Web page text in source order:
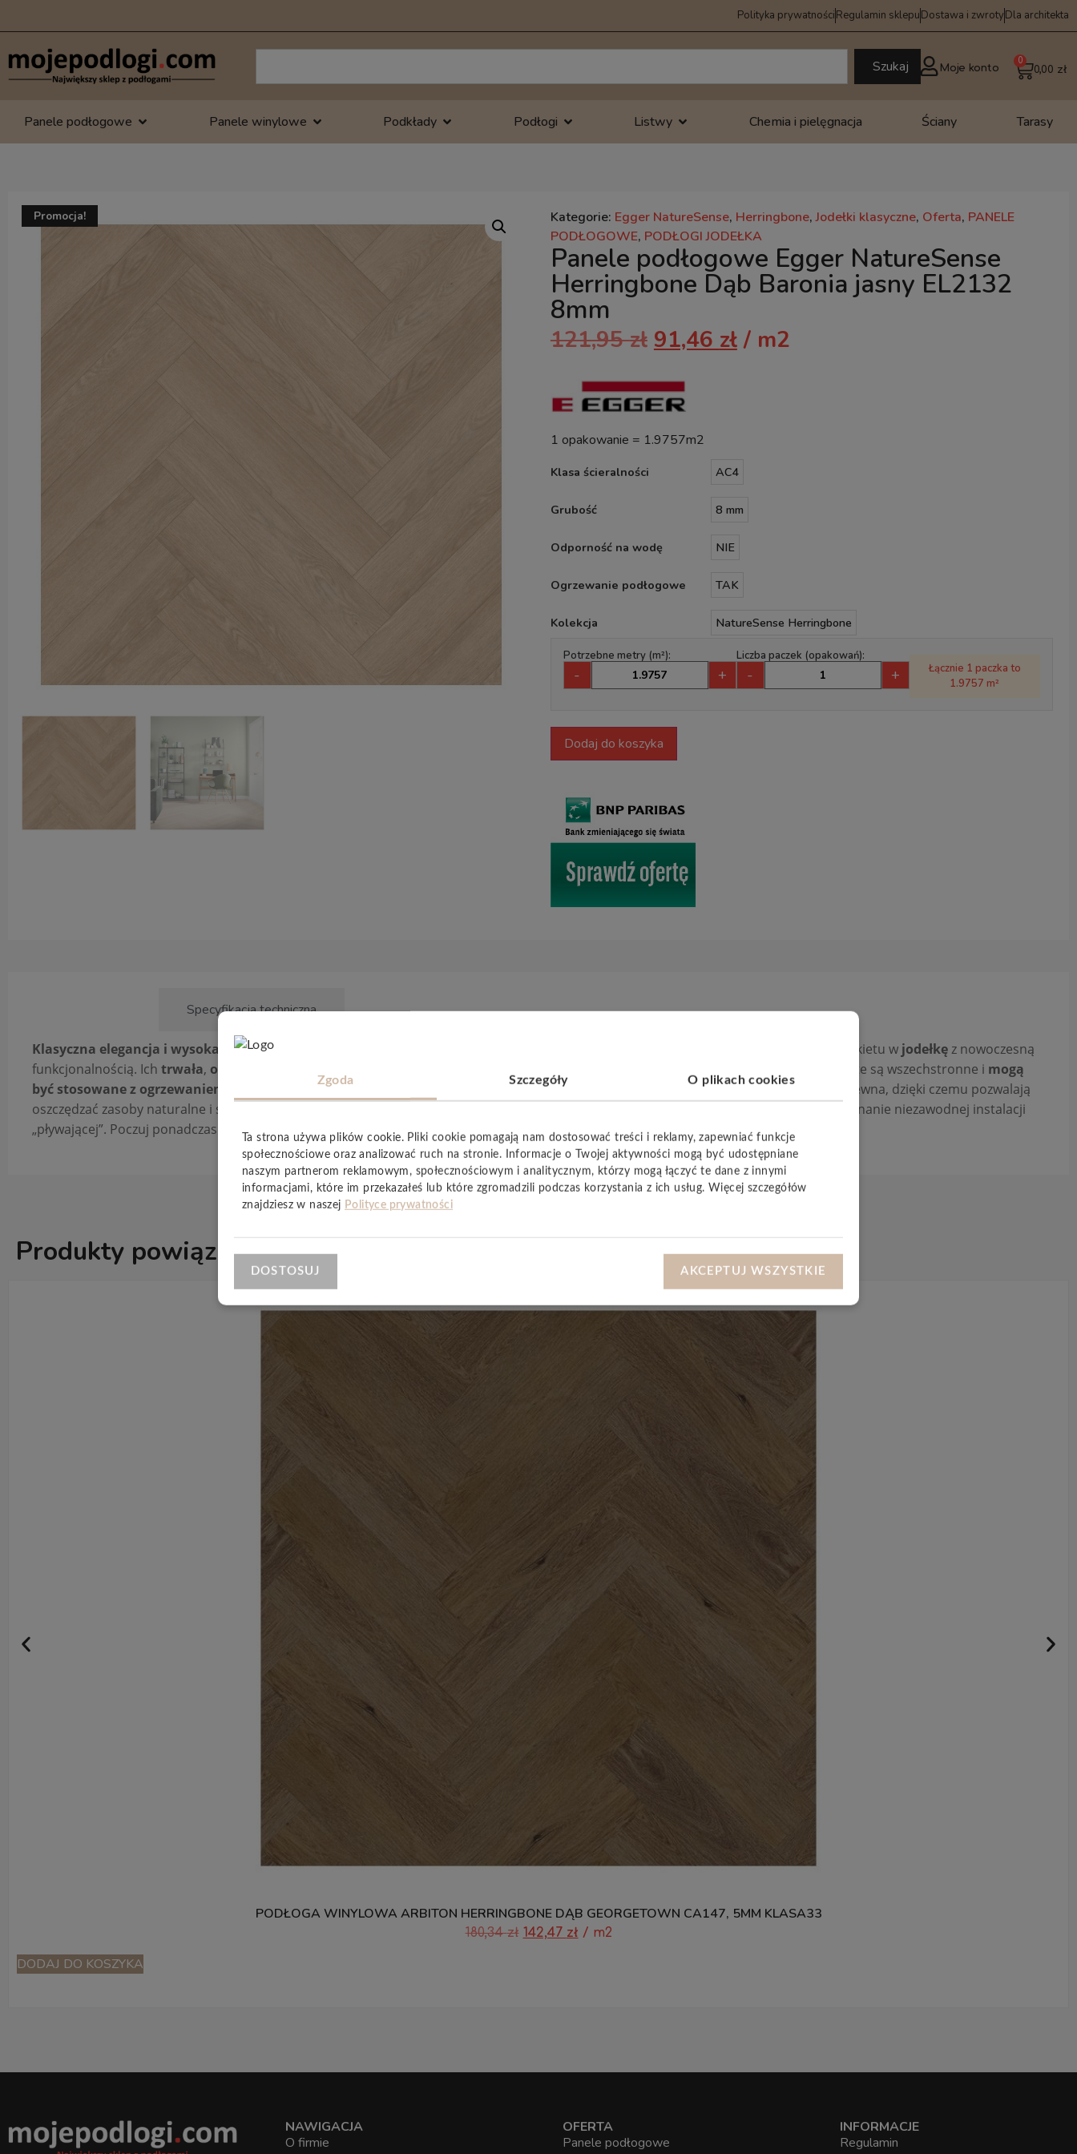
Polityka prywatnościRegulamin sklepuDostawa i zwrotyDla architekta
Szukaj Moje konto 0,00 zł
0
Panele podłogowe Panele winylowe Podkłady Podłogi Listwy Chemia i pielęgnacja Ściany Tarasy
Promocja! Kategorie: Egger NatureSense, Herringbone,Jodełki klasyczne, Oferta, PANELE
PODŁOGOWE, PODŁOGI JODEŁKA
Panele podłogowe Egger NatureSense
Herringbone Dąb Baronia jasny EL2132
8mm
121,95zł 91,46 zł/ m2
1 opakowanie = 1.9757m2
Klasa ścieralności AC4
Grubość 8 mm
Odporność na wodę NIE
Ogrzewanie podłogowe TAK
Kolekcja NatureSense Herringbone
Potrzebne metry (m²):
- +
Liczba paczek (opakowań):
- +
Łącznie 1 paczka to
1.9757 m²
Dodaj do koszyka
Specyfikacja techniczna
Klasyczna elegancja i wysoka trwałość są połączeniem tradycyjnego wzoru parkietu w jodełkęz nowoczesną
funkcjonalnością. Ich trwała, odporna . Podłogi te są wszechstronne i mogą
być stosowane z ogrzewaniem podłogowym
, co pozwala stworzyć zdrowe środowisko domowe. Są produkowane z certyfikowanego drewna, dzięki czemu pozwalają
oszczędzać zasoby naturalne i są
umożliwia wykonanie niezawodnej instalacji
„pływającej”. Poczuj ponadczasowe piękno i jakość w swoim domu.
Produkty powiązane ZOBACZ WSZYSTKIE
PODŁOGA WINYLOWA ARBITON HERRINGBONE DĄB GEORGETOWN CA147, 5MM KLASA33
180,34zł 142,47 zł / m2
DODAJ DO KOSZYKA
NAWIGACJA
O firmie
OFERTA
Panele podłogowe
INFORMACJE
Regulamin
Zgoda Szczegóły O plikach cookies
Ta strona używa plików cookie. Pliki cookie pomagają nam dostosować treści i reklamy, zapewniać funkcje
społecznościowe oraz analizować ruch na stronie. Informacje o Twojej aktywności mogą być udostępniane
naszym partnerom reklamowym, społecznościowym i analitycznym, którzy mogą łączyć te dane z innymi
informacjami, które im przekazałeś lub które zgromadzili podczas korzystania z ich usług. Więcej szczegółów
znajdziesz w naszej Polityce prywatności
DOSTOSUJ AKCEPTUJ WSZYSTKIE